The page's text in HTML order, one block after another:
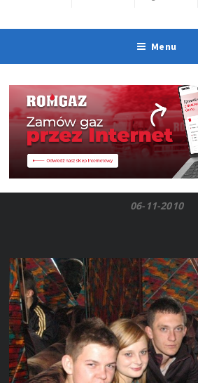
Menu
06-11-2010